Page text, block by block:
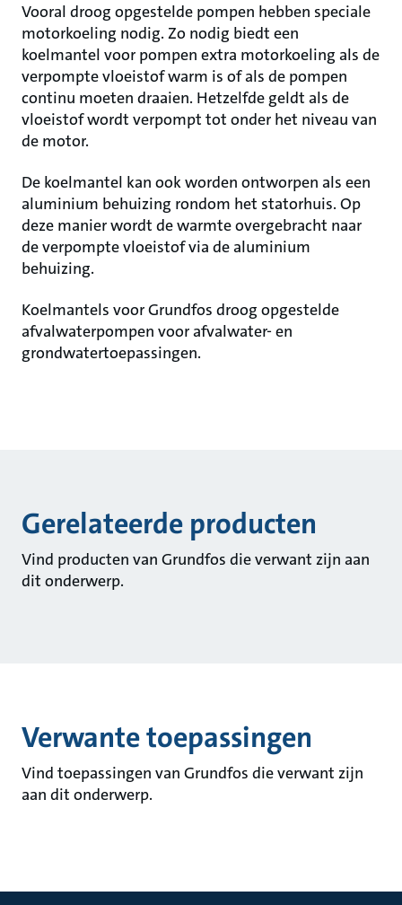
Vooral droog opgestelde pompen hebben speciale
motorkoeling nodig. Zo nodig biedt een
koelmantel voor pompen extra motorkoeling als de
verpompte vloeistof warm is of als de pompen
continu moeten draaien. Hetzelfde geldt als de
vloeistof wordt verpompt tot onder het niveau van
de motor.
De koelmantel kan ook worden ontworpen als een
aluminium behuizing rondom het statorhuis. Op
deze manier wordt de warmte overgebracht naar
de verpompte vloeistof via de aluminium
behuizing.
Koelmantels voor Grundfos droog opgestelde
afvalwaterpompen voor afvalwater- en
grondwatertoepassingen.
Gerelateerde producten
Vind producten van Grundfos die verwant zijn aan
dit onderwerp.
Verwante toepassingen
Vind toepassingen van Grundfos die verwant zijn
aan dit onderwerp.